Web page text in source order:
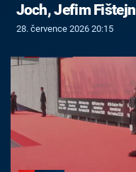
Joch, Jefim Fištejn
28. července 2026 20:15